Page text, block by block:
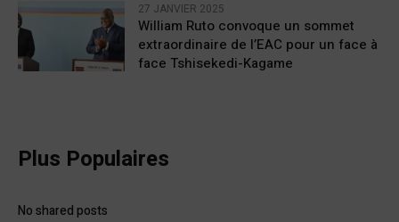
27 JANVIER 2025
William Ruto convoque un sommet
extraordinaire de l’EAC pour un face à
face Tshisekedi-Kagame
Plus Populaires
No shared posts